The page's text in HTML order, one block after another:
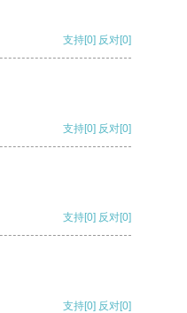
支持[0] 反对[0]
支持[0] 反对[0]
支持[0] 反对[0]
支持[0] 反对[0]